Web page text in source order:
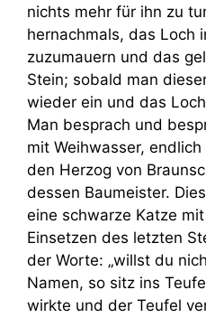
nichts mehr für ihn zu
hernachmals, das Loch
zuzumauern und das
Stein; sobald man
wieder ein und das
Man besprach und
mit Weihwasser,
den Herzog von
dessen Baumeister.
eine schwarze Katze
Einsetzen des letzten
der Worte: „willst du
Namen, so sitz ins
wirkte und der Teufel